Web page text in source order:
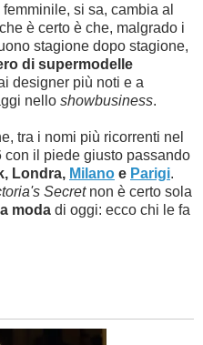
si sa, cambia al
è certo è che, malgrado i
stagione dopo stagione,
di supermodelle
designer più noti e a
nello showbusiness.
tra i nomi più ricorrenti nel
il piede giusto passando
Londra, Milano e Parigi.
Secretnon è certo sola
moda di oggi: ecco chi le fa